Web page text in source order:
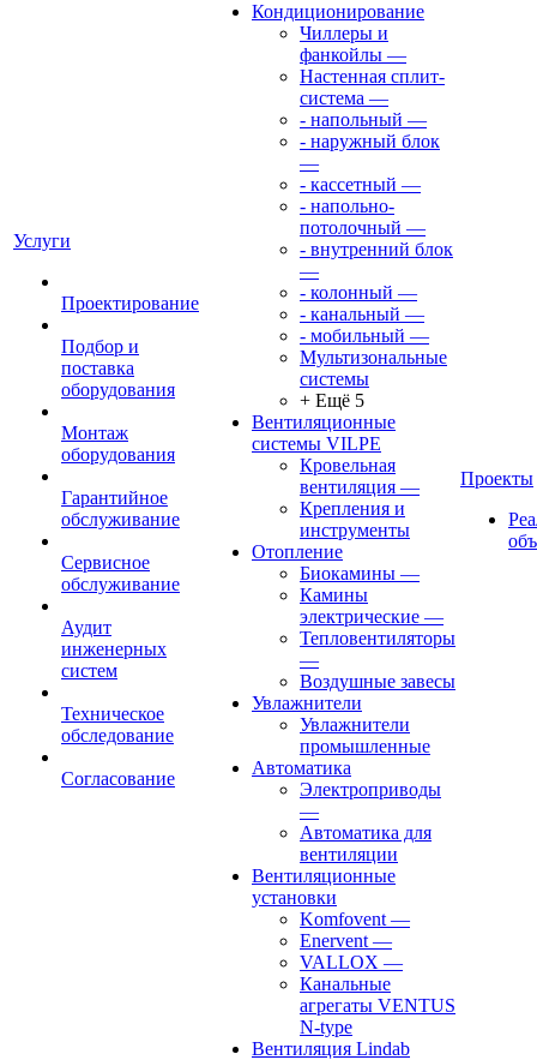
Услуги
Проектирование
Подбор и
поставка
оборудования
Монтаж
оборудования
Гарантийное
обслуживание
Сервисное
обслуживание
Аудит
инженерных
систем
Техническое
обследование
Согласование
Кондиционирование
Чиллеры и
фанкойлы —
Настенная сплит-
система —
- напольный —
- наружный блок
—
- кассетный —
- напольно-
потолочный —
- внутренний блок
—
- колонный —
- канальный —
- мобильный —
Мультизональные
системы
+ Ещё 5
Вентиляционные
системы VILPE
Кровельная
вентиляция —
Крепления и
инструменты
Отопление
Биокамины —
Камины
электрические —
Тепловентиляторы
—
Воздушные завесы
Увлажнители
Увлажнители
промышленные
Автоматика
Электроприводы
—
Автоматика для
вентиляции
Вентиляционные
установки
Komfovent —
Enervent —
VALLOX —
Канальные
агрегаты VENTUS
N-type
Вентиляция Lindab
Проекты